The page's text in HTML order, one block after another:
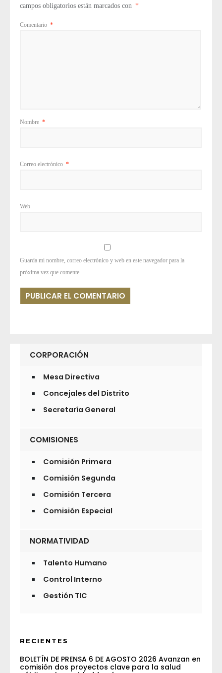
campos obligatorios están marcados con *
Comentario *
Nombre *
Correo electrónico *
Web
Guarda mi nombre, correo electrónico y web en este navegador para la
próxima vez que comente.
CORPORACIÓN
Mesa Directiva
Concejales del Distrito
Secretaría General
COMISIONES
Comisión Primera
Comisión Segunda
Comisión Tercera
Comisión Especial
NORMATIVIDAD
Talento Humano
Control Interno
Gestión TIC
RECIENTES
BOLETÍN DE PRENSA 6 DE AGOSTO 2026 Avanzan en
comisión dos proyectos clave para la salud